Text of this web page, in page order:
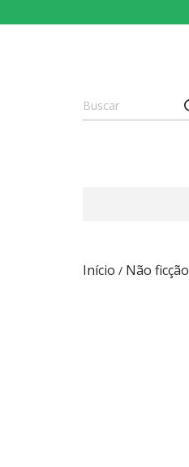
Início / Não ficção